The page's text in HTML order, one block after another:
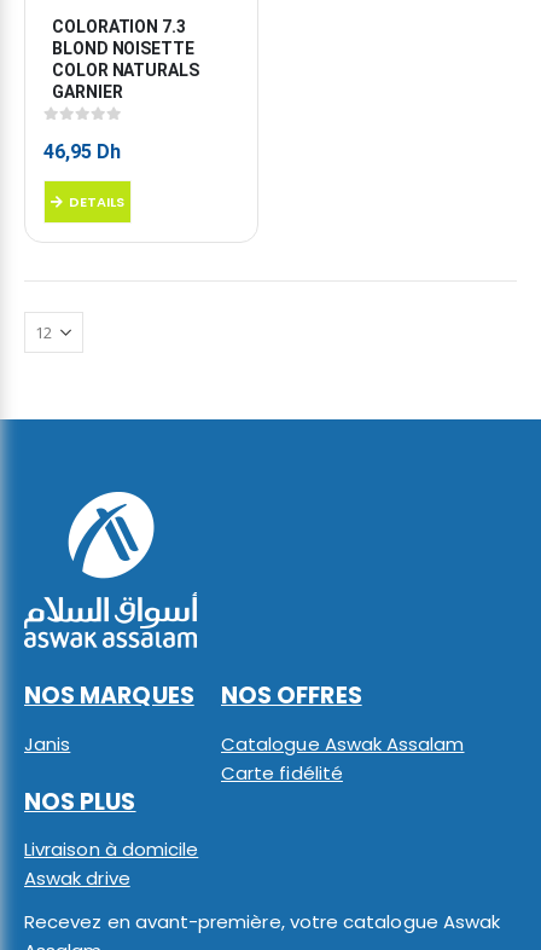
COLORATION 7.3
BLOND NOISETTE
COLOR NATURALS
GARNIER
46,95 Dh
DETAILS
NOS MARQUES
Janis
NOS OFFRES
Catalogue Aswak Assalam
Carte fidélité
NOS PLUS
Livraison à domicile
Aswak drive
Recevez en avant-première, votre catalogue Aswak